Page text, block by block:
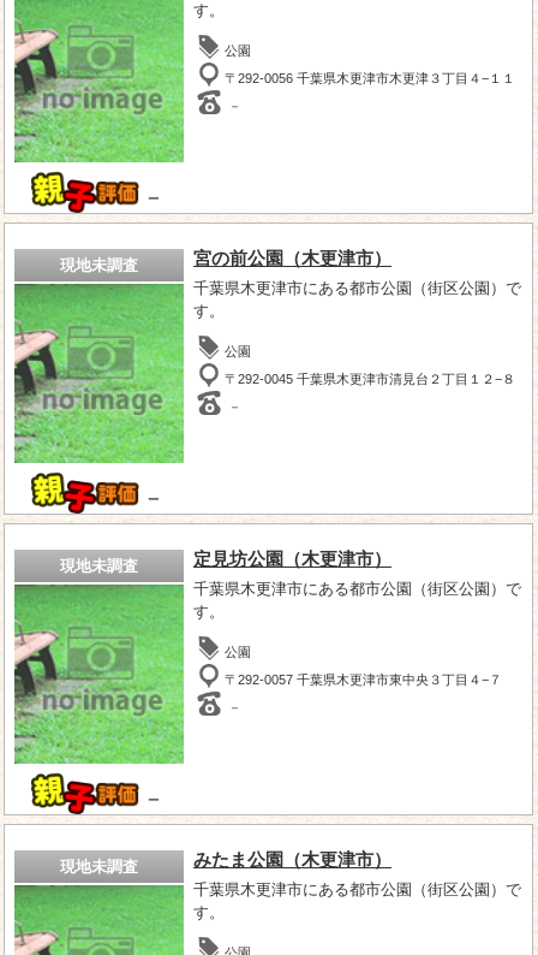
－
す。
公園
〒292-0056 千葉県木更津市木更津３丁目４−１１
－
現地未調査
－
宮の前公園（木更津市）
千葉県木更津市にある都市公園（街区公園）で
す。
公園
〒292-0045 千葉県木更津市清見台２丁目１２−８
－
現地未調査
－
定見坊公園（木更津市）
千葉県木更津市にある都市公園（街区公園）で
す。
公園
〒292-0057 千葉県木更津市東中央３丁目４−７
－
現地未調査 みたま公園（木更津市）
千葉県木更津市にある都市公園（街区公園）で
す。
公園